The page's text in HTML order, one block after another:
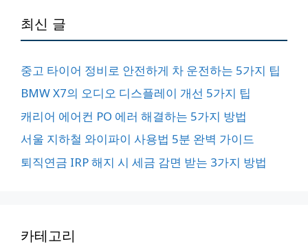
최신 글
중고 타이어 정비로 안전하게 차 운전하는 5가지 팁
BMW X7의 오디오 디스플레이 개선 5가지 팁
캐리어 에어컨 PO 에러 해결하는 5가지 방법
서울 지하철 와이파이 사용법 5분 완벽 가이드
퇴직연금 IRP 해지 시 세금 감면 받는 3가지 방법
카테고리